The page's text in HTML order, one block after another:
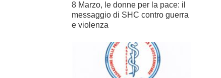
8 Marzo, le donne per la pace: il
messaggio di SHC contro guerra
e violenza